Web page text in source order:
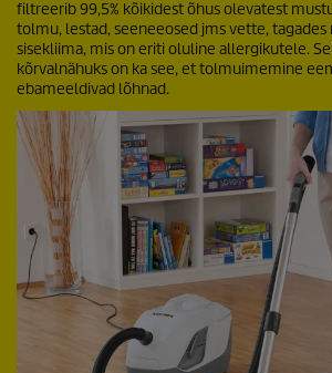
filtreerib 99,5% kõikidest õhus olevatest
tolmu, lestad, seeneeosed jms vette,
sisekliima, mis on eriti oluline allergikutele.
kõrvalnähuks on ka see, et tolmuimemine
ebameeldivad lõhnad.